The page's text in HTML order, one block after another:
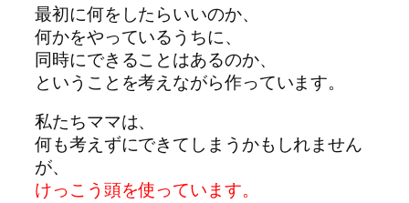
最初に何をしたらいいのか、
何かをやっているうちに、
同時にできることはあるのか、
ということを考えながら作っています。
私たちママは、
何も考えずにできてしまうかもしれません
が、
けっこう頭を使っています。